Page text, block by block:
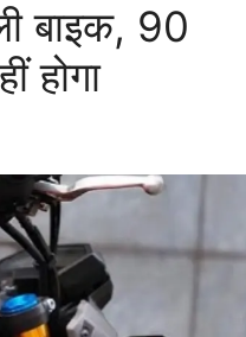
बाइक, 90
होगा